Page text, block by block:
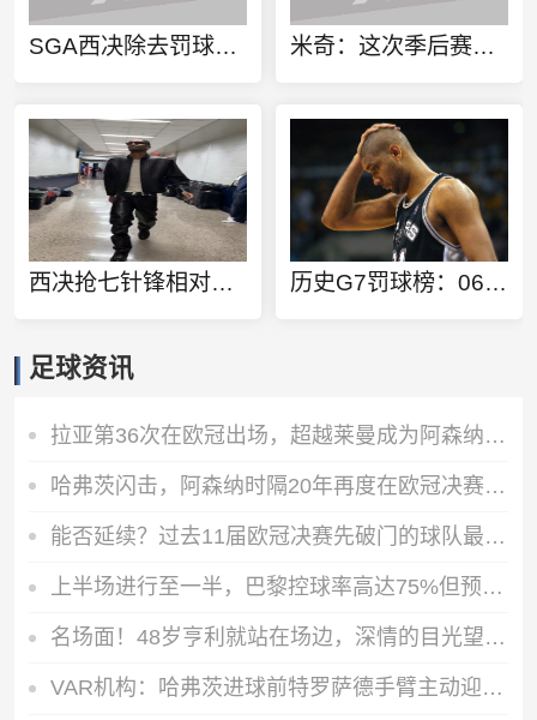
SGA西决除去罚球数据：场均15.7分远低于实际24.3分 命中率37.9% 米奇：这次季后赛我们积累了很多经验 我们知道什么事情做得对！
西决抢七针锋相对！亚历山大与文班亚马均穿黑色套装到场！ 历史G7罚球榜：06年邓肯23次第一 凯文·约翰逊&巴克利&大O第二
足球资讯
拉亚第36次在欧冠出场，超越莱曼成为阿森纳门将出场次数第一人
哈弗茨闪击，阿森纳时隔20年再度在欧冠决赛取得进球
能否延续？过去11届欧冠决赛先破门的球队最终都赢得了冠军
上半场进行至一半，巴黎控球率高达75%但预期进球只有0.04
名场面！48岁亨利就站在场边，深情的目光望去，年轻的枪手在争冠
VAR机构：哈弗茨进球前特罗萨德手臂主动迎球，不能算作无意手球